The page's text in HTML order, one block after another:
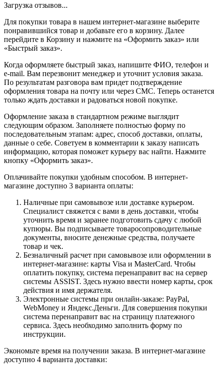
Загрузка отзывов...
Для покупки товара в нашем интернет-магазине выберите
понравившийся товар и добавьте его в корзину. Далее
перейдите в Корзину и нажмите на «Оформить заказ» или
«Быстрый заказ».
Когда оформляете быстрый заказ, напишите ФИО, телефон и
e-mail. Вам перезвонит менеджер и уточнит условия заказа.
По результатам разговора вам придет подтверждение
оформления товара на почту или через СМС. Теперь останется
только ждать доставки и радоваться новой покупке.
Оформление заказа в стандартном режиме выглядит
следующим образом. Заполняете полностью форму по
последовательным этапам: адрес, способ доставки, оплаты,
данные о себе. Советуем в комментарии к заказу написать
информацию, которая поможет курьеру вас найти. Нажмите
кнопку «Оформить заказ».
Оплачивайте покупки удобным способом. В интернет-
магазине доступно 3 варианта оплаты:
Наличные при самовывозе или доставке курьером.
Специалист свяжется с вами в день доставки, чтобы
уточнить время и заранее подготовить сдачу с любой
купюры. Вы подписываете товаросопроводительные
документы, вносите денежные средства, получаете
товар и чек.
Безналичный расчет при самовывозе или оформлении в
интернет-магазине: карты Visa и MasterCard. Чтобы
оплатить покупку, система перенаправит вас на сервер
системы ASSIST. Здесь нужно ввести номер карты, срок
действия и имя держателя.
Электронные системы при онлайн-заказе: PayPal,
WebMoney и Яндекс.Деньги. Для совершения покупки
система перенаправит вас на страницу платежного
сервиса. Здесь необходимо заполнить форму по
инструкции.
Экономьте время на получении заказа. В интернет-магазине
доступно 4 варианта доставки: